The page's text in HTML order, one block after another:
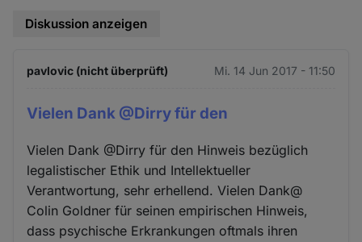
Diskussion anzeigen
pavlovic (nicht überprüft) Mi. 14 Jun 2017 - 11:50
Vielen Dank @Dirry für den
Vielen Dank @Dirry für den Hinweis bezüglich
legalistischer Ethik und Intellektueller
Verantwortung, sehr erhellend. Vielen Dank@
Colin Goldner für seinen empirischen Hinweis,
dass psychische Erkrankungen oftmals ihren